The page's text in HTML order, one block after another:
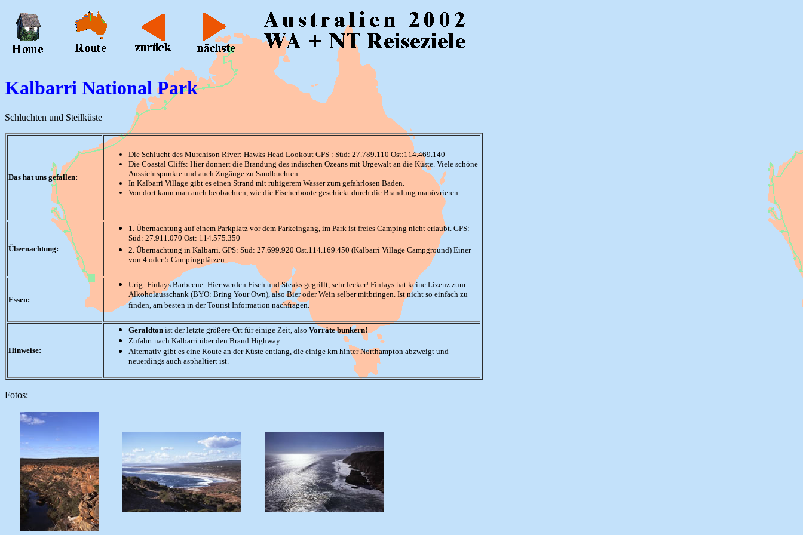
Kalbarri National Park
Schluchten und Steilküste
Das hat uns gefallen:
Die Schlucht des Murchison River: Hawks Head Lookout GPS : Süd: 27.789.110 Ost:114.469.140
Die Coastal Cliffs: Hier donnert die Brandung des indischen Ozeans mit Urgewalt an die Küste. Viele schöne
Aussichtspunkte und auch Zugänge zu Sandbuchten.
In Kalbarri Village gibt es einen Strand mit ruhigerem Wasser zum gefahrlosen Baden.
Von dort kann man auch beobachten, wie die Fischerboote geschickt durch die Brandung manövrieren.
Übernachtung:
1. Übernachtung auf einem Parkplatz vor dem Parkeingang, im Park ist freies Camping nicht erlaubt. GPS:
Süd: 27.911.070 Ost: 114.575.350
2. Übernachtung in Kalbarri. GPS: Süd: 27.699.920 Ost.114.169.450 (Kalbarri Village Campground) Einer
von 4 oder 5 Campingplätzen
Essen:
Urig: Finlays Barbecue: Hier werden Fisch und Steaks gegrillt, sehr lecker! Finlays hat keine Lizenz zum
Alkoholausschank (BYO: Bring Your Own), also Bier oder Wein selber mitbringen. Ist nicht so einfach zu
finden, am besten in der Tourist Information nachfragen.
Hinweise:
Geraldton ist der letzte größere Ort für einige Zeit, also Vorräte bunkern!
Zufahrt nach Kalbarri über den Brand Highway
Alternativ gibt es eine Route an der Küste entlang, die einige km hinter Northampton abzweigt und
neuerdings auch asphaltiert ist.
Fotos: